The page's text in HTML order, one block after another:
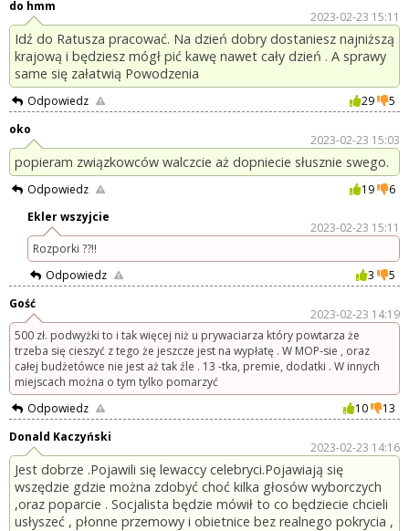
do hmm
2023-02-23 15:11
Idź do Ratusza pracować. Na dzień dobry dostaniesz najniższą
krajową i będziesz mógł pić kawę nawet cały dzień . A sprawy
same się załatwią Powodzenia
Odpowiedz 29
5
oko
2023-02-23 15:03
popieram związkowców walczcie aż dopniecie słusznie swego.
Odpowiedz 19
6
Ekler wszyjcie
2023-02-23 15:11
Rozporki ??!!
Odpowiedz
3
5
Gość
2023-02-23 14:19
500 zł. podwyżki to i tak więcej niż u prywaciarza który powtarza że
trzeba się cieszyć z tego że jeszcze jest na wypłatę . W MOP-sie , oraz
całej budżetówce nie jest aż tak źle . 13 -tka, premie, dodatki . W innych
miejscach można o tym tylko pomarzyć
Odpowiedz
10
13
Donald Kaczyński
2023-02-23 14:16
Jest dobrze .Pojawili się lewaccy celebryci.Pojawiają się
wszędzie gdzie można zdobyć choć kilka głosów wyborczych
,oraz poparcie . Socjalista będzie mówił to co będziecie chcieli
usłyszeć , płonne przemowy i obietnice bez realnego pokrycia ,